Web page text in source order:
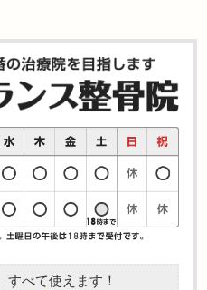
すべて使えます！